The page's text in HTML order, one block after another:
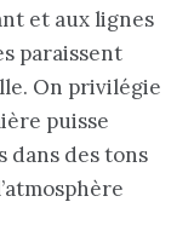
et aux lignes
paraissent
On privilégie
puisse
des tons